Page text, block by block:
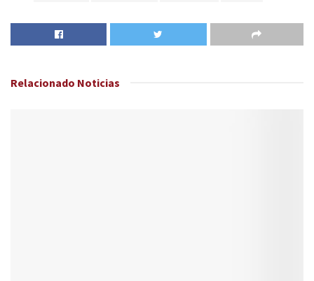
Relacionado Noticias